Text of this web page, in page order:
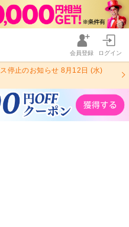
会員登録 ログイン
停止のお知らせ 8月12日 (水)